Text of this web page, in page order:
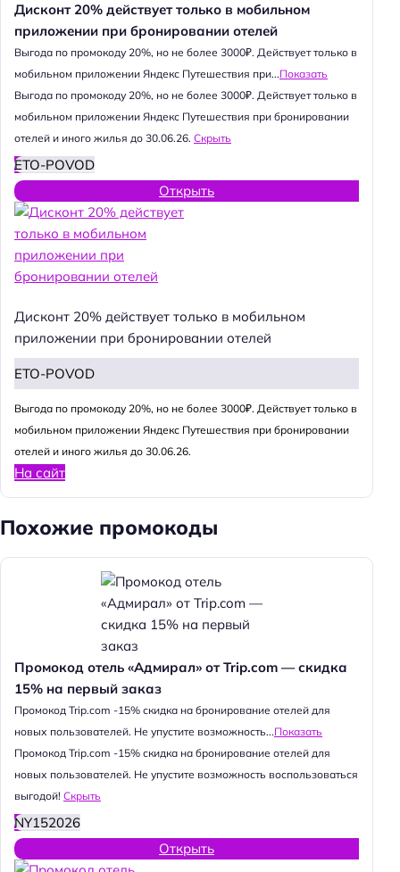
Дисконт 20% действует только в мобильном
приложении при бронировании отелей
Выгода по промокоду 20%, но не более 3000₽. Действует только в
мобильном приложении Яндекс Путешествия при...Показать
Выгода по промокоду 20%, но не более 3000₽. Действует только в
мобильном приложении Яндекс Путешествия при бронировании
отелей и иного жилья до 30.06.26. Скрыть
ETO-POVOD
Открыть
Дисконт 20% действует только в мобильном
приложении при бронировании отелей
ETO-POVOD
Выгода по промокоду 20%, но не более 3000₽. Действует только в
мобильном приложении Яндекс Путешествия при бронировании
отелей и иного жилья до 30.06.26.
На сайт
Похожие промокоды
Промокод отель «Адмирал» от Trip.com — скидка
15% на первый заказ
Промокод Trip.com -15% скидка на бронирование отелей для
новых пользователей. Не упустите возможность...Показать
Промокод Trip.com -15% скидка на бронирование отелей для
новых пользователей. Не упустите возможность воспользоваться
выгодой! Скрыть
NY152026
Открыть